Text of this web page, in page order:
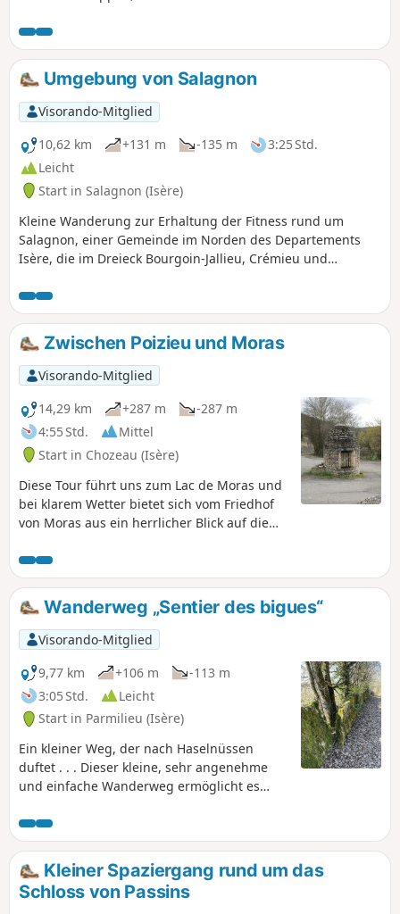
Umgebung von Salagnon
Visorando-Mitglied
10,62 km
+131 m -135 m
3:25 Std.
Leicht
Start in Salagnon (Isère)
Kleine Wanderung zur Erhaltung der Fitness rund um
Salagnon, einer Gemeinde im Norden des Departements
Isère, die im Dreieck Bourgoin-Jallieu, Crémieu und
Zwischen Poizieu und Moras
Visorando-Mitglied
14,29 km
+287 m
-287 m
4:55 Std.
Mittel
Start in Chozeau (Isère)
Diese Tour führt uns zum Lac de Moras und
bei klarem Wetter bietet sich vom Friedhof
von Moras aus ein herrlicher Blick auf die
Wanderweg „Sentier des bigues“
Visorando-Mitglied
9,77 km
+106 m
-113 m
3:05 Std.
Leicht
Start in Parmilieu (Isère)
Ein kleiner Weg, der nach Haselnüssen
duftet . . . Dieser kleine, sehr angenehme
und einfache Wanderweg ermöglicht es
zu entdecken, das Land der Steine,
Steinbrüche und traditionellen Steinhäuser.
Kleiner Spaziergang rund um das
Schloss von Passins